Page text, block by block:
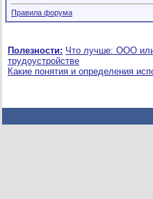
Правила форума
Полезности: Что лучше: ООО
трудоустройстве
Какие понятия и определения